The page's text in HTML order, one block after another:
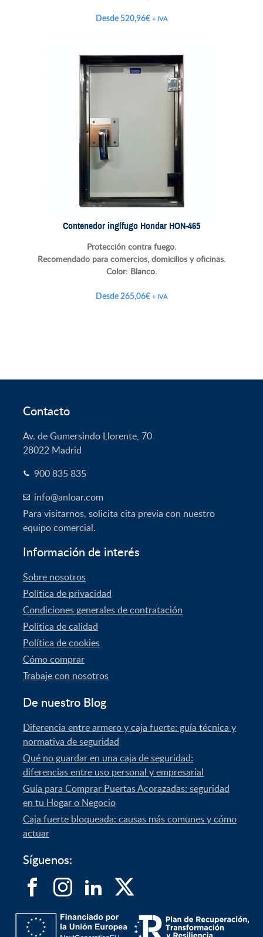
Desde520,96€ + IVA
Contenedor ingífugo Hondar HON-465
Protección contra fuego.
Recomendado para comercios, domicilios y oficinas.
Color: Blanco.
Desde 265,06€ + IVA
Contacto
Av. de Gumersindo Llorente, 70
28022 Madrid
900 835 835
info@anloar.com
Para visitarnos, solicita cita previa con nuestro
equipo comercial.
Información de interés
Sobre nosotros
Política de privacidad
Condiciones generales de contratación
Política de calidad
Política de cookies
Cómo comprar
Trabaje con nosotros
De nuestro Blog
Diferencia entre armero y caja fuerte: guía técnica y
normativa de seguridad
Qué no guardar en una caja de seguridad:
diferencias entre uso personal y empresarial
Guía para Comprar Puertas Acorazadas: seguridad
en tu Hogar o Negocio
Caja fuerte bloqueada: causas más comunes y cómo
actuar
Síguenos: